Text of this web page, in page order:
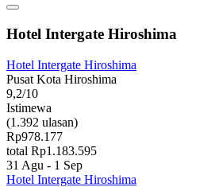
Hotel Intergate Hiroshima
Hotel Intergate Hiroshima
Pusat Kota Hiroshima
9,2/10
Istimewa
(1.392 ulasan)
Rp978.177
total Rp1.183.595
31 Agu - 1 Sep
Hotel Intergate Hiroshima